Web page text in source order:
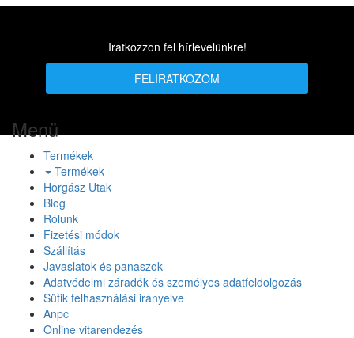
Iratkozzon fel hírlevelünkre!
FELIRATKOZOM
Menü
Termékek
Termékek
Horgász Utak
Blog
Rólunk
Fizetési módok
Szállítás
Javaslatok és panaszok
Adatvédelmi záradék és személyes adatfeldolgozás
Sütik felhasználási irányelve
Anpc
Online vitarendezés